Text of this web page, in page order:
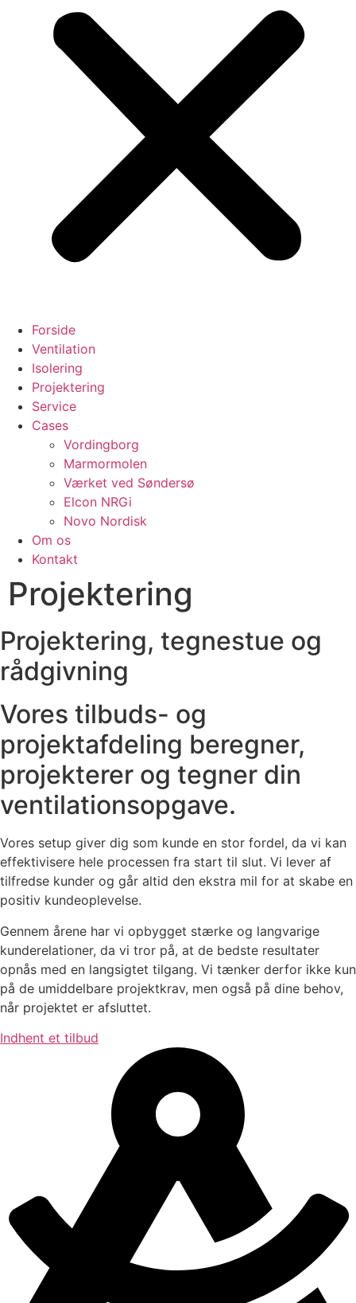
Forside
Ventilation
Isolering
Projektering
Service
Cases
Vordingborg
Marmormolen
Værket ved Søndersø
Elcon NRGi
Novo Nordisk
Om os
Kontakt
Projektering
Projektering, tegnestue og
rådgivning
Vores tilbuds- og
projektafdeling beregner,
projekterer og tegner din
ventilationsopgave.
Vores setup giver dig som kunde en stor fordel, da vi kan
effektivisere hele processen fra start til slut. Vi lever af
tilfredse kunder og går altid den ekstra mil for at skabe en
positiv kundeoplevelse.
Gennem årene har vi opbygget stærke og langvarige
kunderelationer, da vi tror på, at de bedste resultater
opnås med en langsigtet tilgang. Vi tænker derfor ikke kun
på de umiddelbare projektkrav, men også på dine behov,
når projektet er afsluttet.
Indhent et tilbud